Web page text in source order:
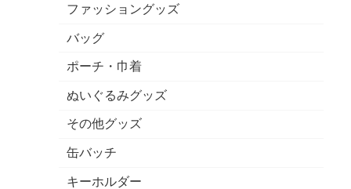
ファッショングッズ
バッグ
ポーチ・巾着
ぬいぐるみグッズ
その他グッズ
缶バッチ
キーホルダー